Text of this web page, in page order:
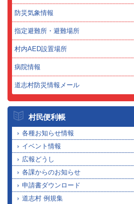
防災気象情報
指定避難所・避難場所
村内AED設置場所
病院情報
道志村防災情報メール
村民便利帳
各種お知らせ情報
イベント情報
広報どうし
各課からのお知らせ
申請書ダウンロード
道志村 例規集